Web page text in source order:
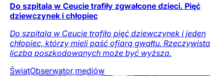
Do szpitala w Ceucie trafiły zgwałcone dzieci. Pięć
dziewczynek i chłopiec
Do szpitala w Ceucie trafiło pięć dziewczynek i jeden
chłopiec, którzy mieli paść ofiarą gwałtu. Rzeczywista
liczba poszkodowanych może być wyższa.
ŚwiatObserwator mediów